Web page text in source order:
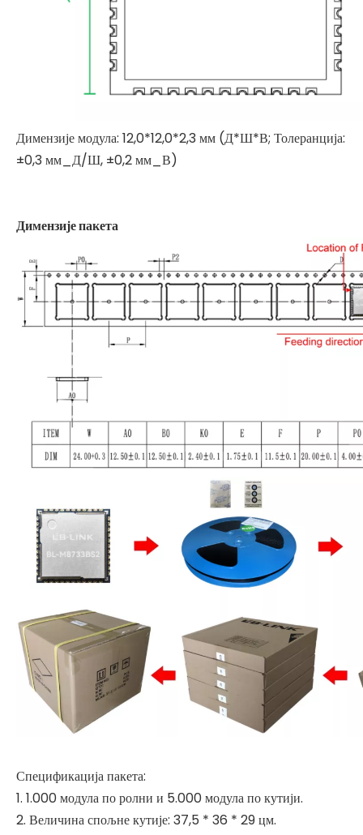
Димензије модула: 12,0*12,0*2,3 мм (Д*Ш*В; Толеранција:
±0,3 мм_Д/Ш, ±0,2 мм_В)
Димензије пакета
Спецификација пакета:
1. 1.000 модула по ролни и 5.000 модула по кутији.
2. Величина спољне кутије: 37,5 * 36 * 29 цм.